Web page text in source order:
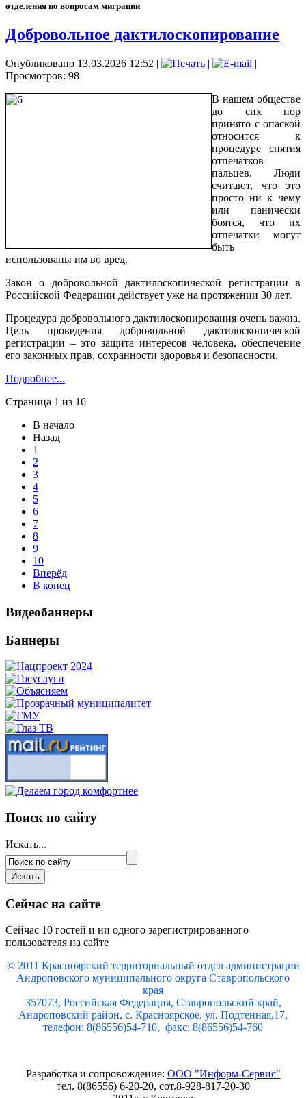
отделения по вопросам миграции
Добровольное дактилоскопирование
Опубликовано 13.03.2026 12:52 | |
|
Просмотров: 98
В нашем обществе
до сих пор
принято с опаской
относится к
процедуре снятия
отпечатков
пальцев. Люди
считают, что это
просто ни к чему
или панически
боятся, что их
отпечатки могут
быть
использованы им во вред.
Закон о добровольной дактилоскопической регистрации в
Российской Федерации действует уже на протяжении 30 лет.
Процедура добровольного дактилоскопирования очень важна.
Цель проведения добровольной дактилоскопической
регистрации – это защита интересов человека, обеспечение
его законных прав, сохранности здоровья и безопасности.
Подробнее...
Страница 1 из 16
В начало
Назад
1
2
3
4
5
6
7
8
9
10
Вперёд
В конец
Видеобаннеры
Баннеры
Поиск по сайту
Искать...
Сейчас на сайте
Сейчас 10 гостей и ни одного зарегистрированного
пользователя на сайте
© 2011 Красноярский территориальный отдел администрации
Андроповского муниципального округа Ставропольского
края
357073, Российская Федерация, Ставропольский край,
Андроповский район, с. Красноярское, ул. Подтенная,17,
телефон: 8(86556)54-710, факс: 8(86556)54-760
Разработка и сопровождение: ООО "Информ-Сервис"
тел. 8(86556) 6-20-20, сот.8-928-817-20-30